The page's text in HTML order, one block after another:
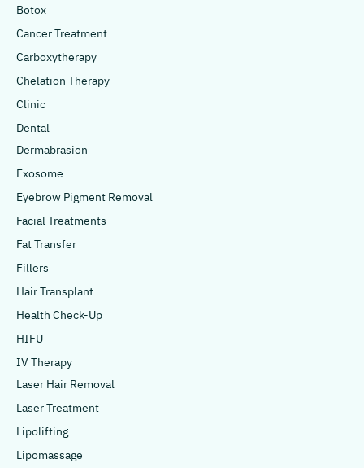
Botox
Cancer Treatment
Carboxytherapy
Chelation Therapy
Clinic
Dental
Dermabrasion
Exosome
Eyebrow Pigment Removal
Facial Treatments
Fat Transfer
Fillers
Hair Transplant
Health Check-Up
HIFU
IV Therapy
Laser Hair Removal
Laser Treatment
Lipolifting
Lipomassage